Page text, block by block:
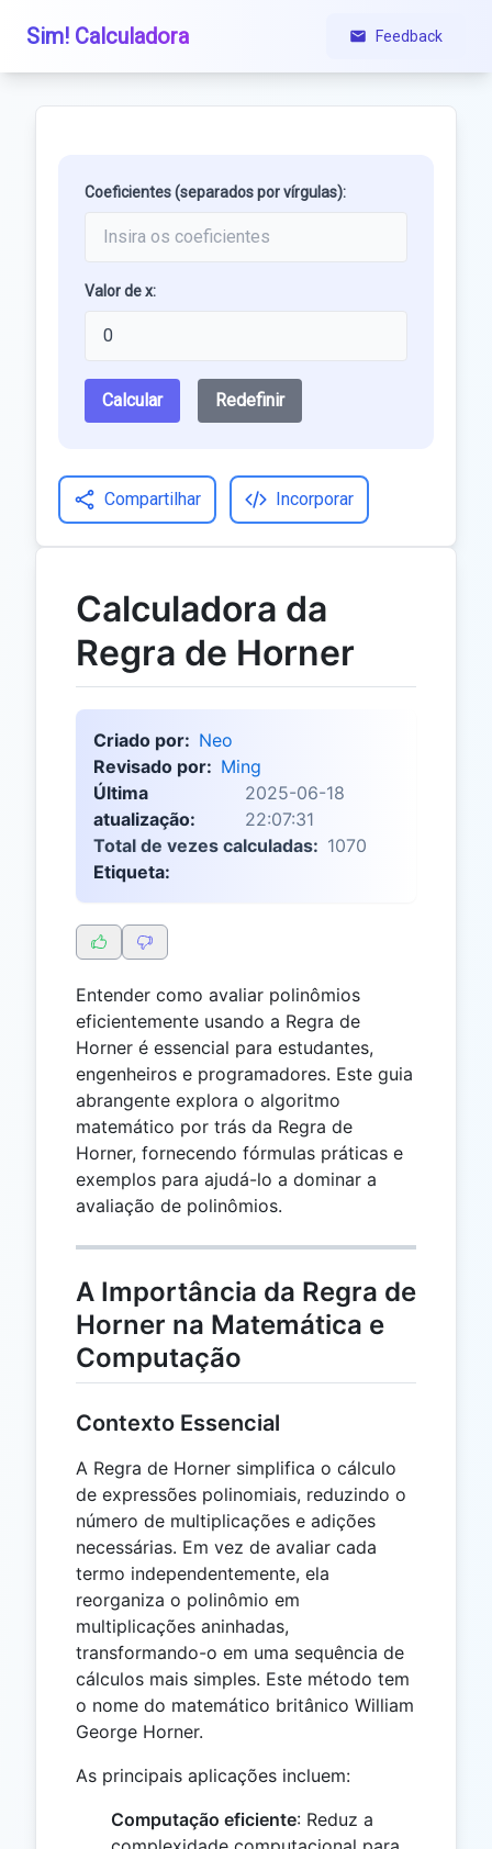
Sim! Calculadora Feedback
Coeficientes (separados por vírgulas):
Valor de x:
Calcular Redefinir
Compartilhar Incorporar
Calculadora da
Regra de Horner
Criado por: Neo
Revisado por: Ming
Última
atualização:
2025-06-18
22:07:31
Total de vezes calculadas: 1070
Etiqueta:
Entender como avaliar polinômios
eficientemente usando a Regra de
Horner é essencial para estudantes,
engenheiros e programadores. Este guia
abrangente explora o algoritmo
matemático por trás da Regra de
Horner, fornecendo fórmulas práticas e
exemplos para ajudá-lo a dominar a
avaliação de polinômios.
A Importância da Regra de
Horner na Matemática e
Computação
Contexto Essencial
A Regra de Horner simplifica o cálculo
de expressões polinomiais, reduzindo o
número de multiplicações e adições
necessárias. Em vez de avaliar cada
termo independentemente, ela
reorganiza o polinômio em
multiplicações aninhadas,
transformando-o em uma sequência de
cálculos mais simples. Este método tem
o nome do matemático britânico William
George Horner.
As principais aplicações incluem:
Computação eficiente: Reduz a